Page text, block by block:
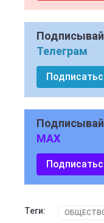
Телеграм
MAX
Теги: